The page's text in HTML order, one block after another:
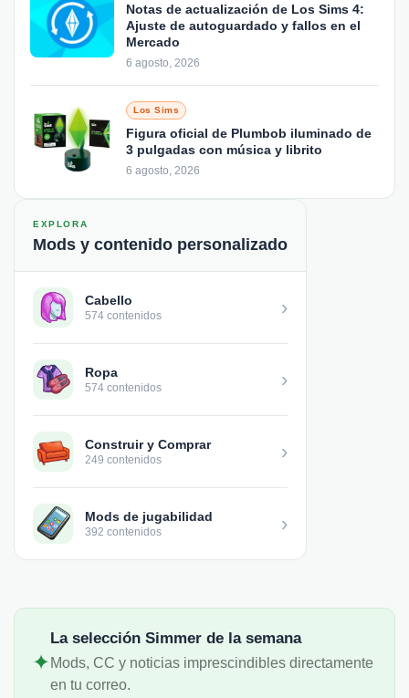
Notas de actualización de Los Sims 4:
Ajuste de autoguardado y fallos en el
Mercado
6 agosto, 2026
Los Sims
Figura oficial de Plumbob iluminado de
3 pulgadas con música y librito
6 agosto, 2026
EXPLORA
Mods y contenido personalizado
Cabello
574 contenidos ›
Ropa
574 contenidos ›
Construir y Comprar
249 contenidos ›
Mods de jugabilidad
392 contenidos ›
✦
La selección Simmer de la semana
Mods, CC y noticias imprescindibles directamente
en tu correo.